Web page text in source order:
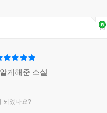
게해준 소설
되었나요?